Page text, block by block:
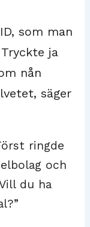
som man
ja
nån
säger
ringde
och
du ha